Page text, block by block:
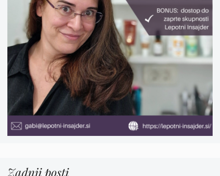
Zadnji posti